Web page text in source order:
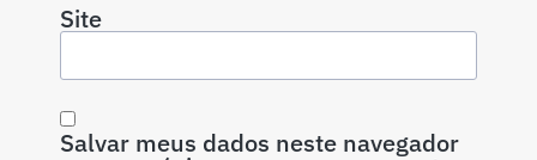
Site
Salvar meus dados neste navegador